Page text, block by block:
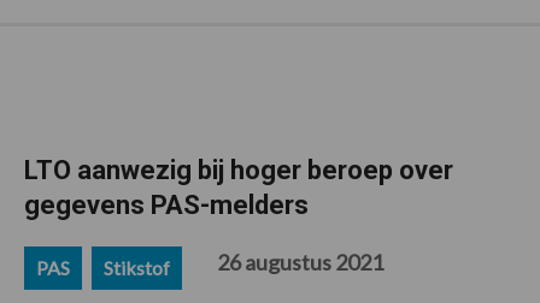
LTO aanwezig bij hoger beroep over
gegevens PAS-melders
PAS Stikstof 26 augustus 2021